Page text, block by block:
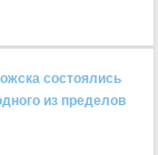
состоялись
из пределов